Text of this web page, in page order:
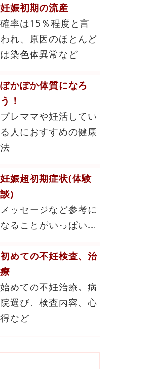
妊娠初期の流産
確率は15％程度と言
われ、原因のほとんど
は染色体異常など
ぽかぽか体質になろ
う！
プレママや妊活してい
る人におすすめの健康
法
妊娠超初期症状(体験
談)
メッセージなど参考に
なることがいっぱい...
初めての不妊検査、治
療
始めての不妊治療。病
院選び、検査内容、心
得など